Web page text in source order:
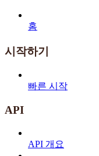
홈
시작하기
빠른 시작
API
API 개요